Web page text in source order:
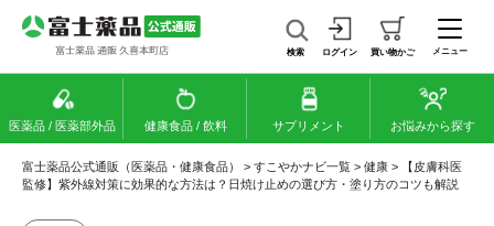
検索 ログイン 買い物かご メニュー
医薬品 / 医薬部外品 健康食品 / 飲料 サプリメント お悩みから探す
富士薬品公式通販（医薬品・健康食品） > すこやかナビ一覧 > 健康 >
【皮膚科医
監修】紫外線対策に効果的な方法は？日焼け止めの選び方・塗り方のコツも解説